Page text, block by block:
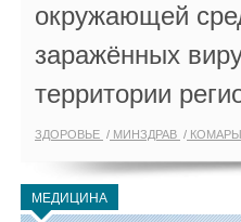
окружающей
заражённых
территории
ЗДОРОВЬЕ МИНЗДРАВ КОМАРЫ
МЕДИЦИНА